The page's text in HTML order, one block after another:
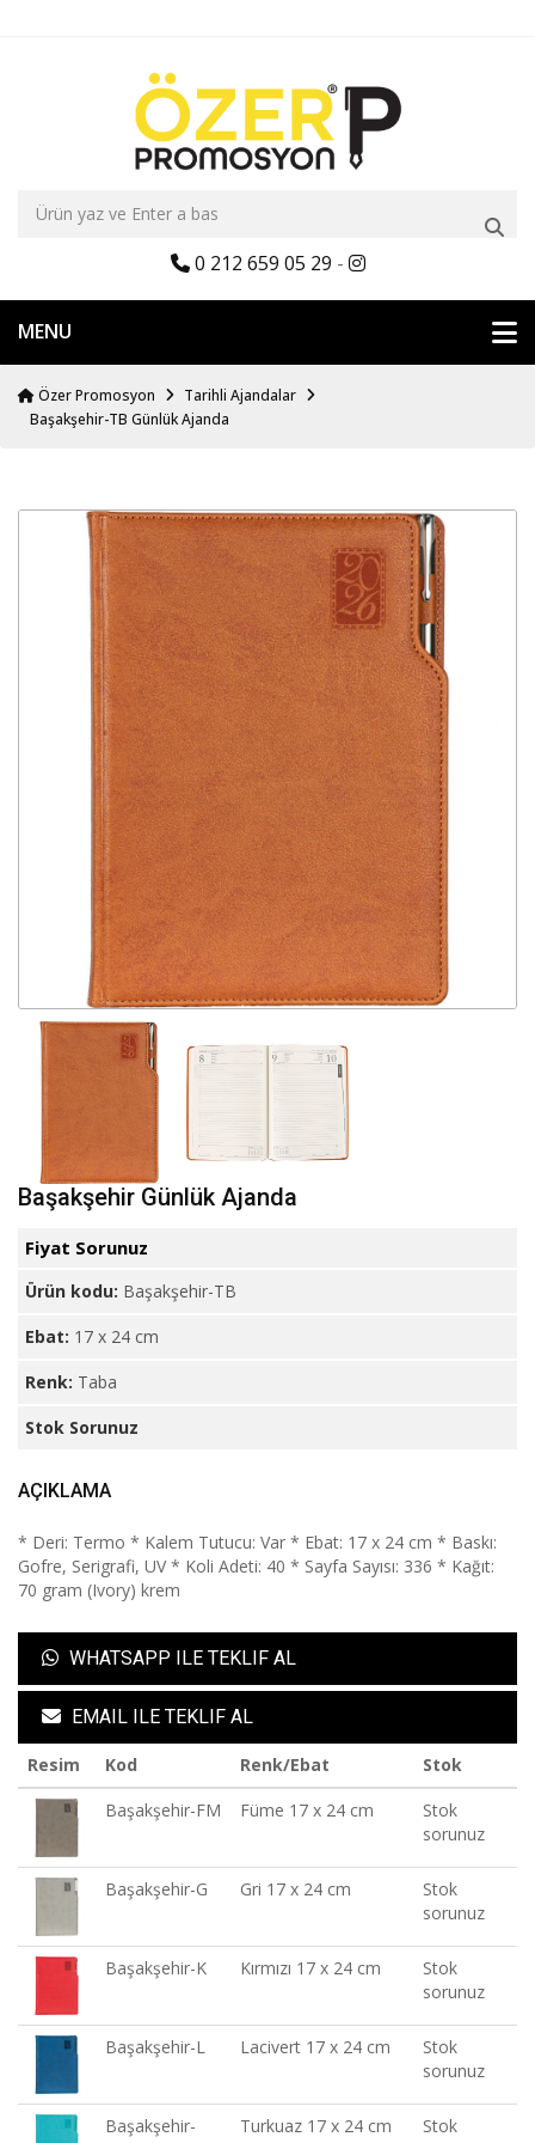
0 212 659 05 29 -
MENU
Özer Promosyon
Tarihli Ajandalar
Başakşehir-TB Günlük Ajanda
Başakşehir Günlük Ajanda
Fiyat Sorunuz
Ürün kodu: Başakşehir-TB
Ebat: 17 x 24 cm
Renk: Taba
Stok Sorunuz
AÇIKLAMA
* Deri: Termo * Kalem Tutucu: Var * Ebat: 17 x 24 cm * Baskı:
Gofre, Serigrafi, UV * Koli Adeti: 40 * Sayfa Sayısı: 336 * Kağıt:
70 gram (Ivory) krem
WHATSAPP ILE TEKLIF AL
EMAIL ILE TEKLIF AL
Resim Kod Renk/Ebat
Stok
Başakşehir-FM
Füme 17 x 24 cm
Stok
sorunuz
Başakşehir-G Gri 17 x 24 cm
Stok
sorunuz
Başakşehir-K Kırmızı 17 x 24 cm
Stok
sorunuz
Başakşehir-L Lacivert 17 x 24 cm
Stok
sorunuz
Başakşehir-
Turkuaz 17 x 24 cm
Stok